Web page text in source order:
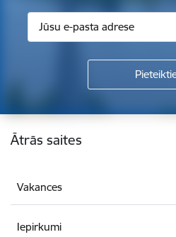
Kājene
Ātrās saites
Vakances
Iepirkumi